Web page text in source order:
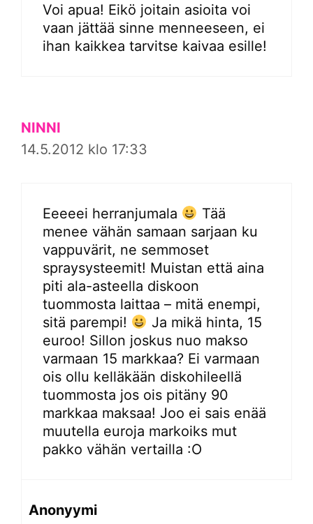
Voi apua! Eikö joitain asioita voi
vaan jättää sinne menneeseen, ei
ihan kaikkea tarvitse kaivaa esille!
NINNI
14.5.2012 klo 17:33
Eeeeei herranjumala
Tää
menee vähän samaan sarjaan ku
vappuvärit, ne semmoset
spraysysteemit! Muistan että aina
piti ala-asteella diskoon
tuommosta laittaa – mitä enempi,
sitä parempi!
Ja mikä hinta, 15
euroo! Sillon joskus nuo makso
varmaan 15 markkaa? Ei varmaan
ois ollu kelläkään diskohileellä
tuommosta jos ois pitäny 90
markkaa maksaa! Joo ei sais enää
muutella euroja markoiks mut
pakko vähän vertailla :O
Anonyymi